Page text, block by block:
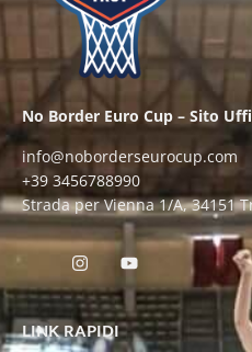
No Border Euro Cup – Sito
info@noborderseurocup.com
+39 3456788990
Strada per Vienna 1/A, 34151
LINK RAPIDI